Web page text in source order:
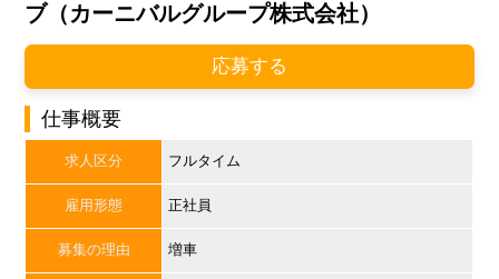
ブ（カーニバルグループ株式会社）
応募する
仕事概要
求人区分 フルタイム
雇用形態 正社員
募集の理由 増車